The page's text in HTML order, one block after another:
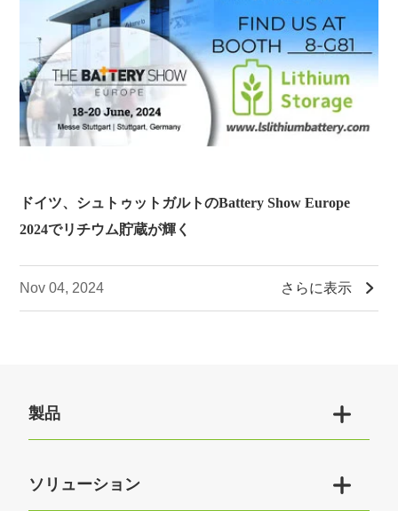
ドイツ、シュトゥットガルトのBattery Show Europe
2024でリチウム貯蔵が輝く
Nov 04, 2024 さらに表示 
製品 
ソリューション 